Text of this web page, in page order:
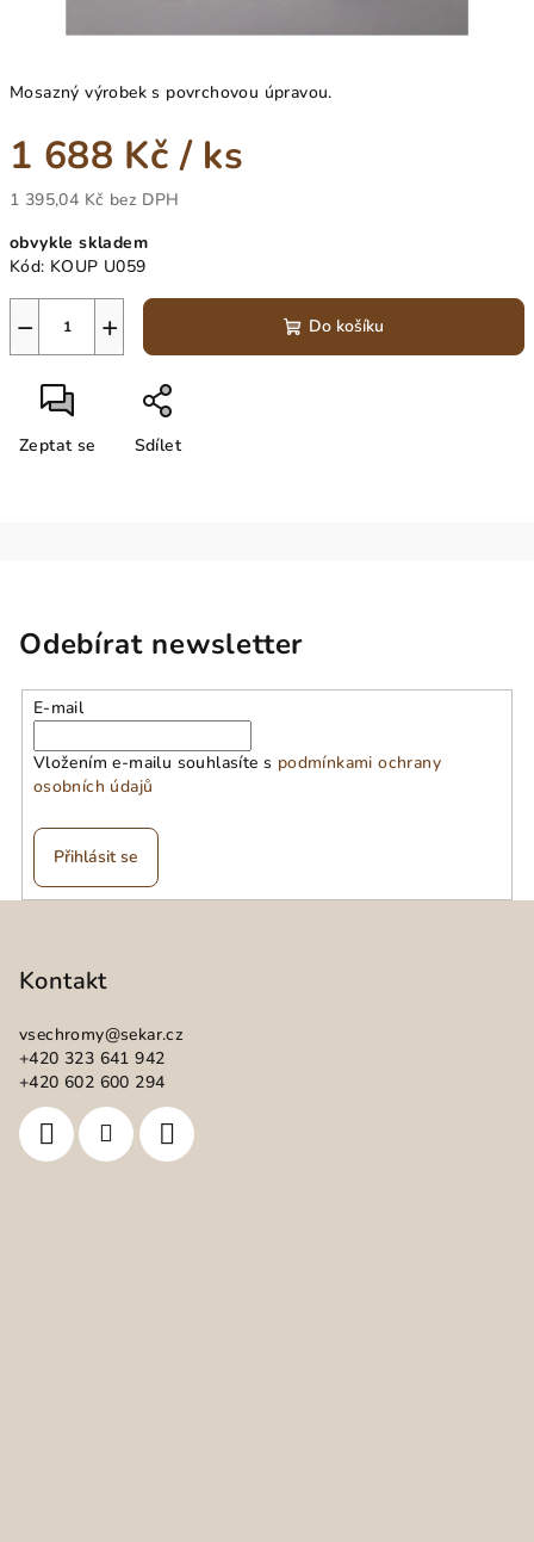
Mosazný výrobek s povrchovou úpravou.
1 688 Kč/ ks
1 395,04 Kč bez DPH
cena:
obvykle skladem
Kód: KOUP U059
+
− Do košíku
Zeptat se Sdílet
Odebírat newsletter
E-mail
Vložením e-mailu souhlasíte s podmínkami ochrany
osobních údajů
Přihlásit se
Kontakt
vsechromy@sekar.cz
+420 323 641 942
+420 602 600 294